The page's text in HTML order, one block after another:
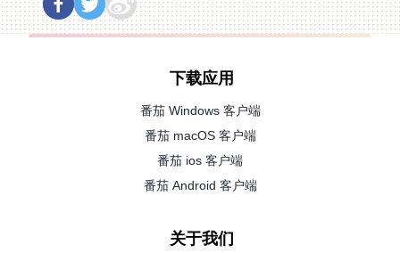
下载应用
番茄 Windows 客户端
番茄 macOS 客户端
番茄 ios 客户端
番茄 Android 客户端
关于我们